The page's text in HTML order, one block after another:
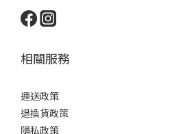
相關服務
運送政策
退換貨政策
隱私政策